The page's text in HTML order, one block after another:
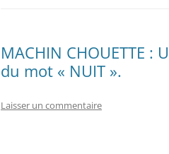
MACHIN CHOUETTE
du mot « NUIT ».
Laisser un commentaire